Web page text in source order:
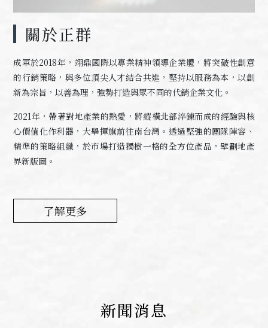
關於正群
成軍於2018年，翊鼎國際以專業精神領導企業體，將突破性創意
的行銷策略，與多位頂尖人才結合共進，堅持以服務為本，以創
新為宗旨，以善為理，強勢打造與眾不同的代銷企業文化。
2021年，帶著對地產業的熱愛，將縱橫北部淬鍊而成的經驗與核
心價值化作利器，大舉揮旗前往南台灣。透過堅強的團隊陣容、
精準的策略組織，於市場打造獨樹一格的全方位產品，擘劃地產
界新版圖。
了解更多
新聞消息